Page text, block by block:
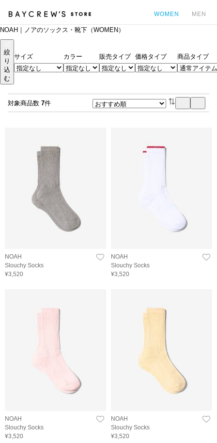
WOMEN MEN
NOAH｜ノアのソックス・靴下（WOMEN）
絞
り
込
む
サイズ カラー 販売タイプ 価格タイプ 商品タイプ
対象商品数 7件
NOAH
Slouchy Socks
¥3,520
NOAH
Slouchy Socks
¥3,520
NOAH
Slouchy Socks
¥3,520
NOAH
Slouchy Socks
¥3,520